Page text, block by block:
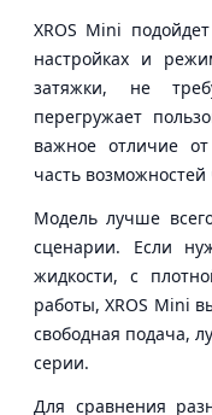
XROS Mini
настройках и
затяжки, не
перегружает
важное отличие
часть возможностей
Модель лучше
сценарии. Если
жидкости, с
работы, XROS Mini
свободная подача,
серии.
Для сравнения